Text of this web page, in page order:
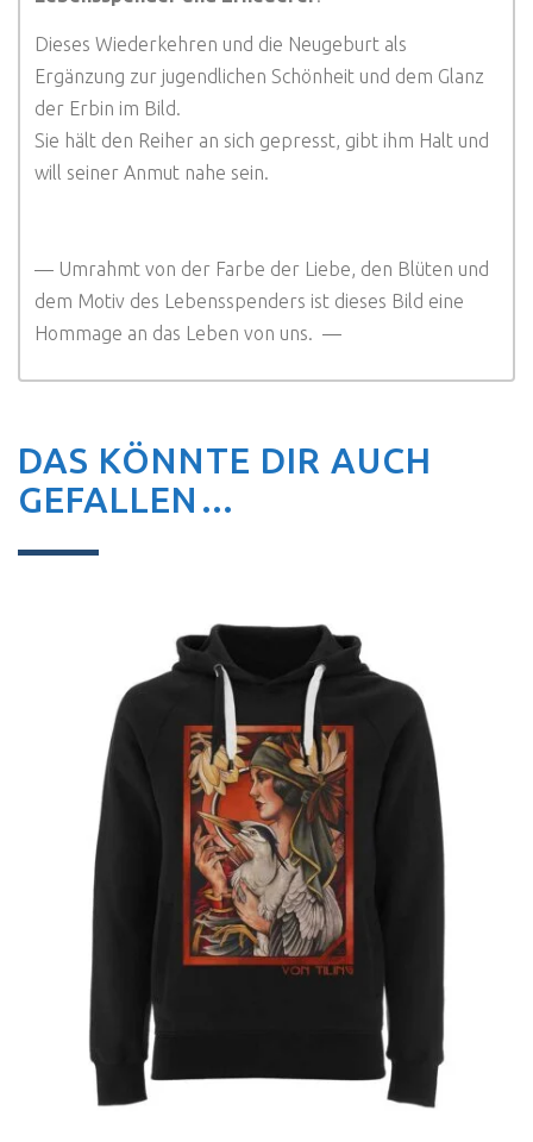
Dieses Wiederkehren und die Neugeburt als
Ergänzung zur jugendlichen Schönheit und dem Glanz
der Erbin im Bild.
Sie hält den Reiher an sich gepresst, gibt ihm Halt und
will seiner Anmut nahe sein.
— Umrahmt von der Farbe der Liebe, den Blüten und
dem Motiv des Lebensspenders ist dieses Bild eine
Hommage an das Leben von uns. —
DAS KÖNNTE DIR AUCH
GEFALLEN…